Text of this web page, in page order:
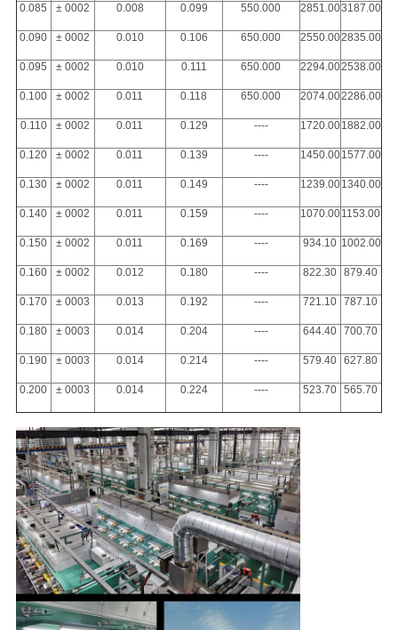
0.085 ± 0002 0.008 0.099 550.000 2851.003187.00
0.090 ± 0002 0.010 0.106 650.000 2550.002835.00
0.095 ± 0002 0.010 0.111 650.000 2294.002538.00
0.100 ± 0002 0.011 0.118 650.000 2074.002286.00
0.110 ± 0002 0.011 0.129 ---- 1720.001882.00
0.120 ± 0002 0.011 0.139 ---- 1450.001577.00
0.130 ± 0002 0.011 0.149 ---- 1239.001340.00
0.140 ± 0002 0.011 0.159 ---- 1070.001153.00
0.150 ± 0002 0.011 0.169 ---- 934.10 1002.00
0.160 ± 0002 0.012 0.180 ---- 822.30 879.40
0.170 ± 0003 0.013 0.192 ---- 721.10 787.10
0.180 ± 0003 0.014 0.204 ---- 644.40 700.70
0.190 ± 0003 0.014 0.214 ---- 579.40 627.80
0.200 ± 0003 0.014 0.224 ---- 523.70 565.70